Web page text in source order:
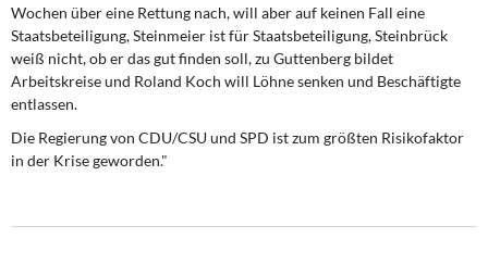
DIE LINKE
Weitere Themen
Memo-Gruppe
Wochen über eine Rettung nach, will aber auf keinen Fall eine
Staatsbeteiligung, Steinmeier ist für Staatsbeteiligung, Steinbrück
weiß nicht, ob er das gut finden soll, zu Guttenberg bildet
Arbeitskreise und Roland Koch will Löhne senken und Beschäftigte
entlassen.
Die Regierung von CDU/CSU und SPD ist zum größten Risikofaktor
in der Krise geworden."